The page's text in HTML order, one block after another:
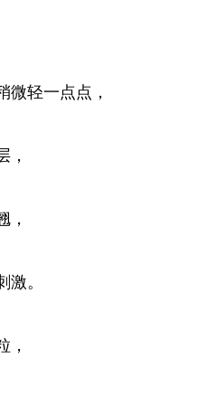
微轻一点点，
，
，
。
，